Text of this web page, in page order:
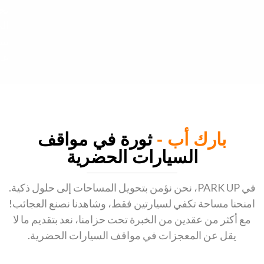
بارك أب -ثورة في مواقف
السيارات الحضرية
في PARK UP، نحن نؤمن بتحويل المساحات إلى حلول ذكية.
امنحنا مساحة تكفي لسيارتين فقط، وشاهدنا نصنع العجائب!
مع أكثر من عقدين من الخبرة تحت حزامنا، نعد بتقديم ما لا
يقل عن المعجزات في مواقف السيارات الحضرية.